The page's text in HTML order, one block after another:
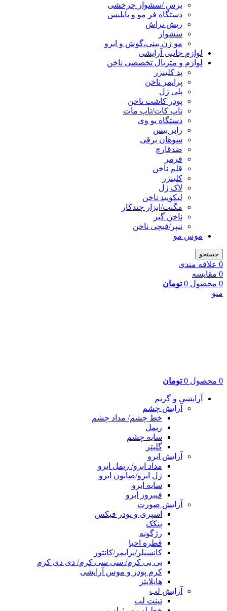
برس /سشوار چرخشی
دستگاه فر مو و بابلیس
ریش تراش
سشوار
مو زن بینی،گوش و ابرو
لوازم جانبی آرایشی
لوازم و متریال تخصصی ناخن
پد کلینزر
پرایمر ناخن
پلی ژل
پودر کاشت ناخن
تاپ کات/تاپ مات
دستگاه یو وی
رابر بیس
سوهان برقی
ضدقارچ
فرمر
قلم ناخن
کلینزر
لاک ژل
لیکوييد ناخن
مگنت/ابزار چندکار
ناخن گیر
نیپر/قیچی ناخن
موس مو
جستجو
0 علاقه مندی
0 مقایسه
0 محصول 0 تومان
منو
0 محصول 0 تومان
آرایشی و گریم
آرایش چشم
خط چشم/ مداد چشم
ریمل
سایه چشم
گلیتر
آرایش ابرو
مداد ابرو/ ریمل ابرو
ژل ابرو/صابون ابرو
سایه ابرو
فیبروز ابرو
آرایش صورت
اسپری و پودر فیکس
پنکک
رژگونه
قطره احیا
کانسیلر/پرایمر/کانتور
بی بی کرم/ سی سی کرم/ دی دی کرم
کرم پودر و موس آرایشی
هایلایتر
آرایش لب
تینت لب